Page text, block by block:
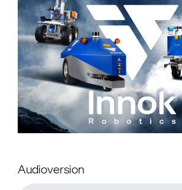
Audioversion